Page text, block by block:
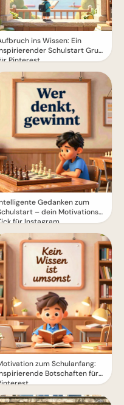
ins Wissen: Ein
Schulstart Gruß
Pinterest
Gedanken zum
– dein Motivations-
für Instagram
zum Schulanfang:
Botschaften für